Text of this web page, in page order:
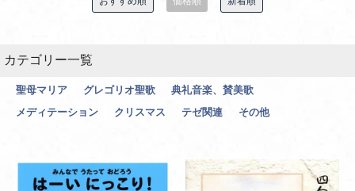
カテゴリー一覧
聖母マリア グレゴリオ聖歌
典礼音楽、賛美歌
メディテーション
クリスマス テゼ関連 その他